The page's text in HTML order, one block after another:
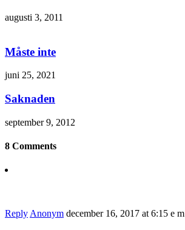
augusti 3, 2011
Måste inte
juni 25, 2021
Saknaden
september 9, 2012
8 Comments
Reply Anonym december 16, 2017 at 6:15 e m